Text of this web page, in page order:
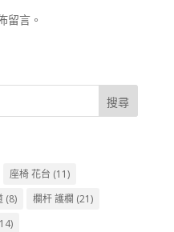
留言。
座椅 花台 (11)
(8) 欄杆 護欄 (21)